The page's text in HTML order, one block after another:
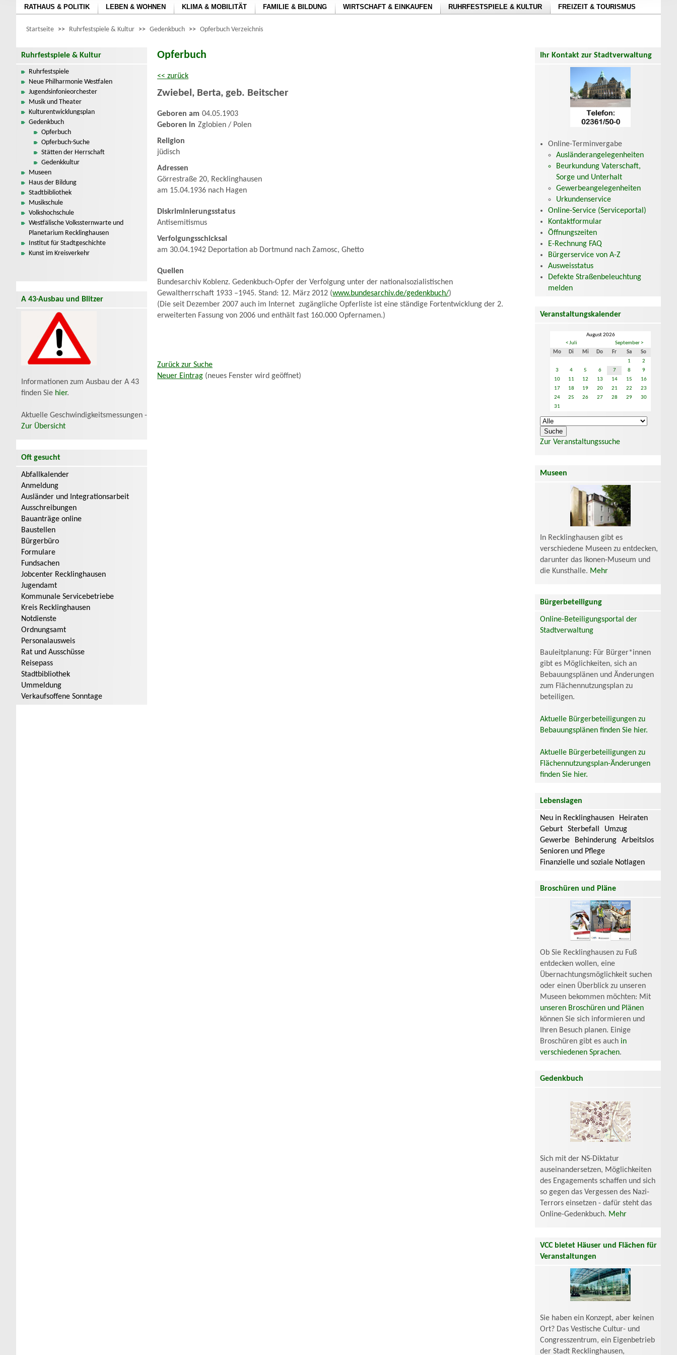
RATHAUS & POLITIK LEBEN & WOHNEN KLIMA & MOBILITÄT FAMILIE & BILDUNG WIRTSCHAFT & EINKAUFEN RUHRFESTSPIELE & KULTUR FREIZEIT & TOURISMUS
Startseite >> Ruhrfestspiele & Kultur >> Gedenkbuch >> Opferbuch Verzeichnis
Ruhrfestspiele & Kultur
Ruhrfestspiele
Neue Philharmonie Westfalen
Jugendsinfonieorchester
Musik und Theater
Kulturentwicklungsplan
Gedenkbuch
Opferbuch
Opferbuch-Suche
Stätten der Herrschaft
Gedenkkultur
Museen
Haus der Bildung
Stadtbibliothek
Musikschule
Volkshochschule
Westfälische Volkssternwarte und
Planetarium Recklinghausen
Institut für Stadtgeschichte
Kunst im Kreisverkehr
A 43-Ausbau und Blitzer
Informationen zum Ausbau der A 43
finden Sie hier.
Aktuelle Geschwindigkeitsmessungen -
Zur Übersicht
Oft gesucht
Abfallkalender
Anmeldung
Ausländer und Integrationsarbeit
Ausschreibungen
Bauanträge online
Baustellen
Bürgerbüro
Formulare
Fundsachen
Jobcenter Recklinghausen
Jugendamt
Kommunale Servicebetriebe
Kreis Recklinghausen
Notdienste
Ordnungsamt
Personalausweis
Rat und Ausschüsse
Reisepass
Stadtbibliothek
Ummeldung
Verkaufsoffene Sonntage
Opferbuch
<< zurück
Zwiebel , Berta, geb. Beitscher
Geboren am 04.05.1903
Geboren in Zglobien / Polen
Religion
jüdisch
Adressen
Görrestraße 20, Recklinghausen
am 15.04.1936 nach Hagen
Diskriminierungsstatus
Antisemitismus
Verfolgungsschicksal
am 30.04.1942 Deportation ab Dortmund nach Zamosc, Ghetto
Quellen
Bundesarchiv Koblenz. Gedenkbuch-Opfer der Verfolgung unter der nationalsozialistischen
Gewaltherrschaft 1933 –1945. Stand: 12. März 2012 (www.bundesarchiv.de/gedenkbuch/)
(Die seit Dezember 2007 auch im Internet zugängliche Opferliste ist eine ständige Fortentwicklung der 2.
erweiterten Fassung von 2006 und enthält fast 160.000 Opfernamen.)
Zurück zur Suche
Neuer Eintrag (neues Fenster wird geöffnet)
Ihr Kontakt zur Stadtverwaltung
Online-Terminvergabe
Ausländerangelegenheiten
Beurkundung Vaterschaft,
Sorge und Unterhalt
Gewerbeangelegenheiten
Urkundenservice
Online-Service (Serviceportal)
Kontaktformular
Öffnungszeiten
E-Rechnung FAQ
Bürgerservice von A-Z
Ausweisstatus
Defekte Straßenbeleuchtung
melden
Veranstaltungskalender
August 2026
< Juli
September >
Mo
Di Mi Do Fr Sa
So
1
2
3
4 5 6 7 8
9
10
11 12 13 14 15
16
17
18 19 20 21 22
23
24
25 26 27 28 29
30
31
Zur Veranstaltungssuche
Museen
In Recklinghausen gibt es
verschiedene Museen zu entdecken,
darunter das Ikonen-Museum und
die Kunsthalle. Mehr
Bürgerbeteiligung
Online-Beteiligungsportal der
Stadtverwaltung
Bauleitplanung: Für Bürger*innen
gibt es Möglichkeiten, sich an
Bebauungsplänen und Änderungen
zum Flächennutzungsplan zu
beteiligen.
Aktuelle Bürgerbeteiligungen zu
Bebauungsplänen finden Sie hier.
Aktuelle Bürgerbeteiligungen zu
Flächennutzungsplan-Änderungen
finden Sie hier.
Lebenslagen
Neu in Recklinghausen
Heiraten
Geburt
Sterbefall
Umzug
Gewerbe
Behinderung
Arbeitslos
Senioren und Pflege
Finanzielle und soziale Notlagen
Broschüren und Pläne
Ob Sie Recklinghausen zu Fuß
entdecken wollen, eine
Übernachtungsmöglichkeit suchen
oder einen Überblick zu unseren
Museen bekommen möchten: Mit
unseren Broschüren und Plänen
können Sie sich informieren und
Ihren Besuch planen. Einige
Broschüren gibt es auch in
verschiedenen Sprachen.
Gedenkbuch
Sich mit der NS-Diktatur
auseinandersetzen, Möglichkeiten
des Engagements schaffen und sich
so gegen das Vergessen des Nazi-
Terrors einsetzen - dafür steht das
Online-Gedenkbuch. Mehr
VCC bietet Häuser und Flächen für
Veranstaltungen
Sie haben ein Konzept, aber keinen
Ort? Das Vestische Cultur- und
Congresszentrum, ein Eigenbetrieb
der Stadt Recklinghausen,